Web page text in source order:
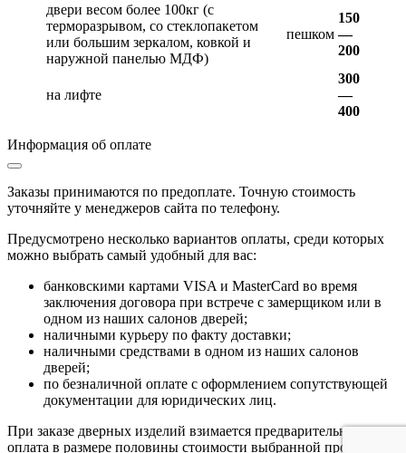
двери весом более 100кг (с
терморазрывом, со стеклопакетом
или большим зеркалом, ковкой и
наружной панелью МДФ)
пешком
150
—
200
на лифте
300
—
400
Информация об оплате
Заказы принимаются по предоплате. Точную стоимость
уточняйте у менеджеров сайта по телефону.
Предусмотрено несколько вариантов оплаты, среди которых
можно выбрать самый удобный для вас:
банковскими картами VISA и MasterCard во время
заключения договора при встрече с замерщиком или в
одном из наших салонов дверей;
наличными курьеру по факту доставки;
наличными средствами в одном из наших салонов
дверей;
по безналичной оплате с оформлением сопутствующей
документации для юридических лиц.
При заказе дверных изделий взимается предварительная
оплата в размере половины стоимости выбранной продукции.